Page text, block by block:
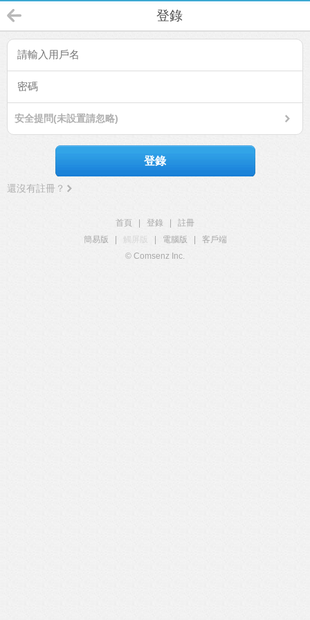
登錄
安全提問(未設置請忽略)
登錄
還沒有註冊？
首頁 登錄
註冊
簡易版
觸屏版 電腦版
客戶端
© Comsenz Inc.